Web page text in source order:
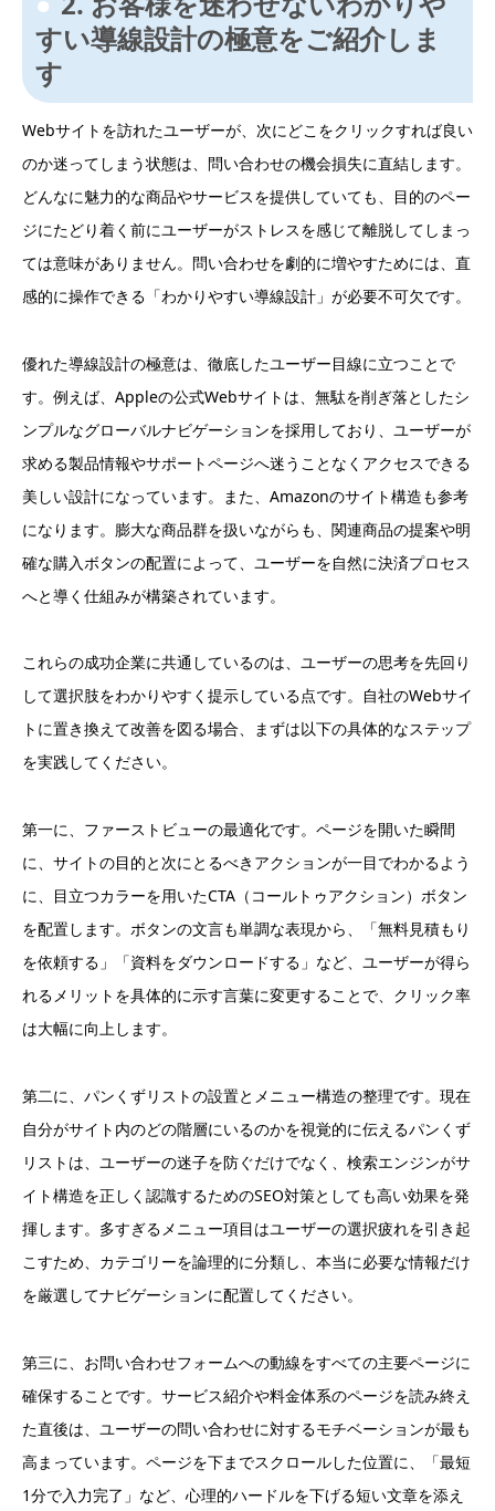
すい導線設計の極意をご紹介しま
す
Webサイトを訪れたユーザーが、次にどこをクリックすれば良い
のか迷ってしまう状態は、問い合わせの機会損失に直結します。
どんなに魅力的な商品やサービスを提供していても、目的のペー
ジにたどり着く前にユーザーがストレスを感じて離脱してしまっ
ては意味がありません。問い合わせを劇的に増やすためには、直
感的に操作できる「わかりやすい導線設計」が必要不可欠です。
優れた導線設計の極意は、徹底したユーザー目線に立つことで
す。例えば、Appleの公式Webサイトは、無駄を削ぎ落としたシ
ンプルなグローバルナビゲーションを採用しており、ユーザーが
求める製品情報やサポートページへ迷うことなくアクセスできる
美しい設計になっています。また、Amazonのサイト構造も参考
になります。膨大な商品群を扱いながらも、関連商品の提案や明
確な購入ボタンの配置によって、ユーザーを自然に決済プロセス
へと導く仕組みが構築されています。
これらの成功企業に共通しているのは、ユーザーの思考を先回り
して選択肢をわかりやすく提示している点です。自社のWebサイ
トに置き換えて改善を図る場合、まずは以下の具体的なステップ
を実践してください。
第一に、ファーストビューの最適化です。ページを開いた瞬間
に、サイトの目的と次にとるべきアクションが一目でわかるよう
に、目立つカラーを用いたCTA（コールトゥアクション）ボタン
を配置します。ボタンの文言も単調な表現から、「無料見積もり
を依頼する」「資料をダウンロードする」など、ユーザーが得ら
れるメリットを具体的に示す言葉に変更することで、クリック率
は大幅に向上します。
第二に、パンくずリストの設置とメニュー構造の整理です。現在
自分がサイト内のどの階層にいるのかを視覚的に伝えるパンくず
リストは、ユーザーの迷子を防ぐだけでなく、検索エンジンがサ
イト構造を正しく認識するためのSEO対策としても高い効果を発
揮します。多すぎるメニュー項目はユーザーの選択疲れを引き起
こすため、カテゴリーを論理的に分類し、本当に必要な情報だけ
を厳選してナビゲーションに配置してください。
第三に、お問い合わせフォームへの動線をすべての主要ページに
確保することです。サービス紹介や料金体系のページを読み終え
た直後は、ユーザーの問い合わせに対するモチベーションが最も
高まっています。ページを下までスクロールした位置に、「最短
1分で入力完了」など、心理的ハードルを下げる短い文章を添え